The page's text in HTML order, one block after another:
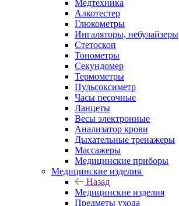
Медтехника
Алкотестер
Глюкометры
Ингаляторы, небулайзеры
Стетоскоп
Тонометры
Секундомер
Термометры
Пульсоксиметр
Часы песочные
Ланцеты
Весы электронные
Анализатор крови
Дыхательные тренажеры
Массажеры
Медицинские приборы
Медицинские изделия
Назад
Медицинские изделия
Предметы ухода